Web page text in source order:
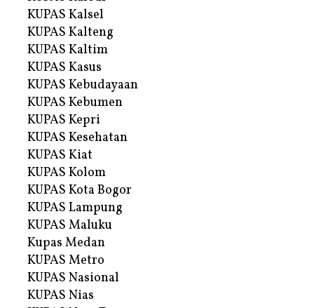
KUPAS Kalsel
KUPAS Kalteng
KUPAS Kaltim
KUPAS Kasus
KUPAS Kebudayaan
KUPAS Kebumen
KUPAS Kepri
KUPAS Kesehatan
KUPAS Kiat
KUPAS Kolom
KUPAS Kota Bogor
KUPAS Lampung
KUPAS Maluku
Kupas Medan
KUPAS Metro
KUPAS Nasional
KUPAS Nias